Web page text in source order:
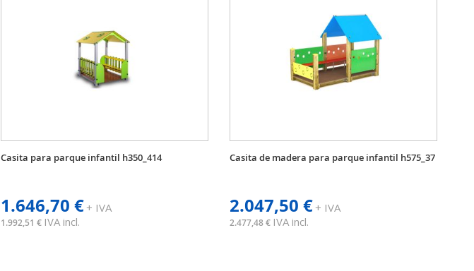
Casita para parque infantil h350_414
1.646,70 €+ IVA
1.992,51 € IVA incl.
Casita de madera para parque infantil h575_37
2.047,50 €+ IVA
2.477,48 € IVA incl.